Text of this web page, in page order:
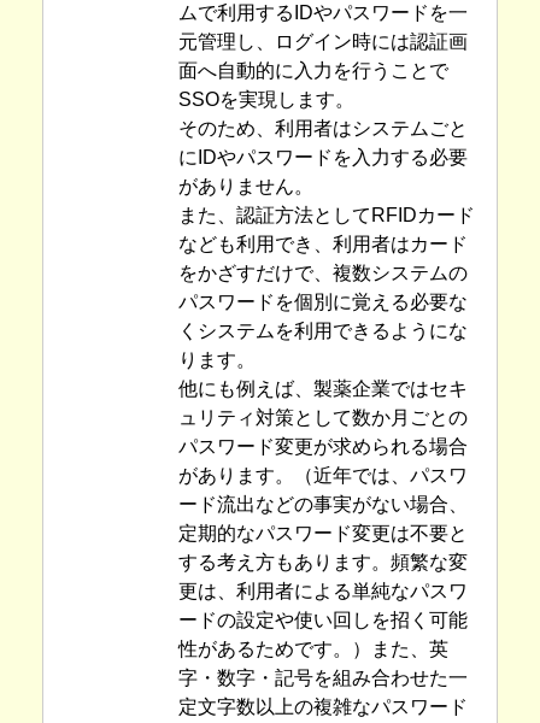
ムで利用するIDやパスワードを一
元管理し、ログイン時には認証画
面へ自動的に入力を行うことで
SSOを実現します。
そのため、利用者はシステムごと
にIDやパスワードを入力する必要
がありません。
また、認証方法としてRFIDカード
なども利用でき、利用者はカード
をかざすだけで、複数システムの
パスワードを個別に覚える必要な
くシステムを利用できるようにな
ります。
他にも例えば、製薬企業ではセキ
ュリティ対策として数か月ごとの
パスワード変更が求められる場合
があります。（近年では、パスワ
ード流出などの事実がない場合、
定期的なパスワード変更は不要と
する考え方もあります。頻繁な変
更は、利用者による単純なパスワ
ードの設定や使い回しを招く可能
性があるためです。）また、英
字・数字・記号を組み合わせた一
定文字数以上の複雑なパスワード